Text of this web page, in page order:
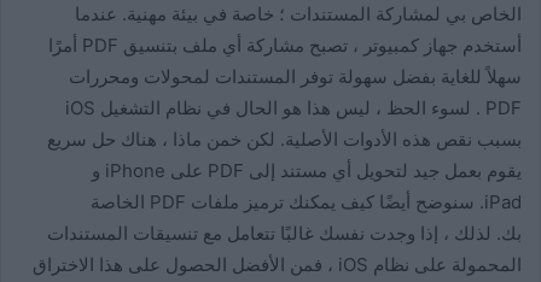
الخاص بي لمشاركة المستندات ؛ خاصة في بيئة مهنية. عندما
أستخدم جهاز كمبيوتر ، تصبح مشاركة أي ملف بتنسيق PDF أمرًا
سهلاً للغاية بفضل سهولة توفر المستندات لمحولات ومحررات
PDF . لسوء الحظ ، ليس هذا هو الحال في نظام التشغيل iOS
بسبب نقص هذه الأدوات الأصلية. لكن خمن ماذا ، هناك حل سريع
يقوم بعمل جيد لتحويل أي مستند إلى PDF على iPhone و
iPad. سنوضح أيضًا كيف يمكنك ترميز ملفات PDF الخاصة
بك. لذلك ، إذا وجدت نفسك غالبًا تتعامل مع تنسيقات المستندات
المحمولة على نظام iOS ، فمن الأفضل الحصول على هذا الاختراق